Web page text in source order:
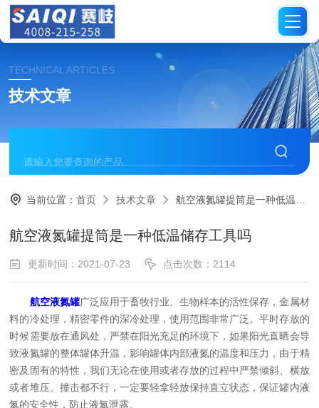
TECHNICAL ARTICLES
技术文章
当前位置：首页 技术文章 航空液氮罐提筒是一种低温储存工具吗
航空液氮罐提筒是一种低温储存工具吗
更新时间：2021-07-23 点击次数：2114
航空液氮罐广泛应用于畜牧行业、生物样本的活性保存，金属材
料的冷处理，精密零件的深冷处理，使用范围非常广泛。平时存放的
时候需要放在通风处，严禁在阳光充足的环境下，如果阳光直晒会导
致液氮罐的整体罐体升温，影响罐体内部液氮的温度和压力，由于精
密及固有的特性，我们无论在使用或者存放的过程中严禁倾斜、横放
或者堆压、撞击都不行，一定要轻拿轻放保持直立状态，保证罐内液
氮的安全性，防止液氮泄露。